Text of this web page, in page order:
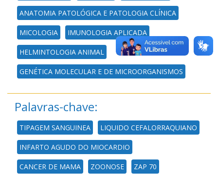
ANATOMIA PATOLÓGICA E PATOLOGIA CLÍNICA
MICOLOGIA IMUNOLOGIA APLICADA
HELMINTOLOGIA ANIMAL
GENÉTICA MOLECULAR E DE MICROORGANISMOS
Palavras-chave:
TIPAGEM SANGUINEA LIQUIDO CEFALORRAQUIANO
INFARTO AGUDO DO MIOCARDIO
CANCER DE MAMA ZOONOSE ZAP 70